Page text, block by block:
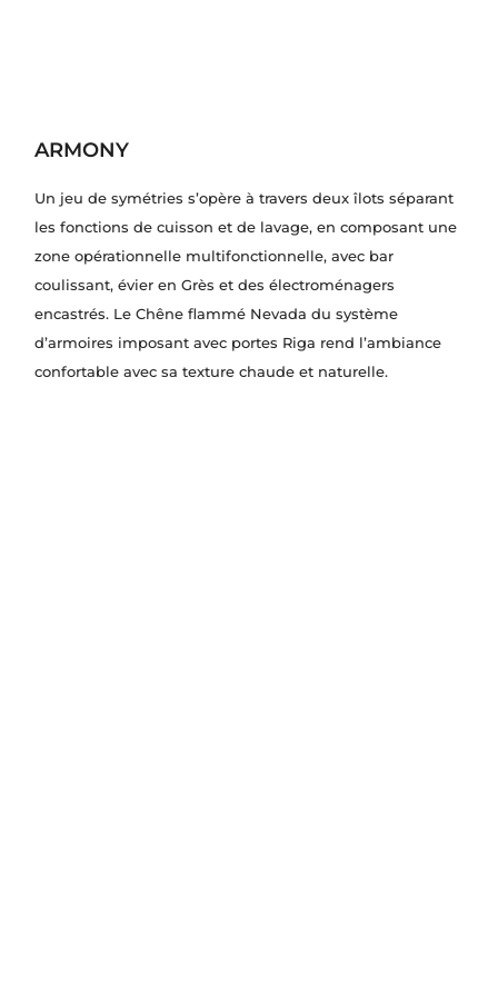
ARMONY
Un jeu de symétries s’opère à travers deux îlots séparant
les fonctions de cuisson et de lavage, en composant une
zone opérationnelle multifonctionnelle, avec bar
coulissant, évier en Grès et des électroménagers
encastrés. Le Chêne flammé Nevada du système
d’armoires imposant avec portes Riga rend l’ambiance
confortable avec sa texture chaude et naturelle.